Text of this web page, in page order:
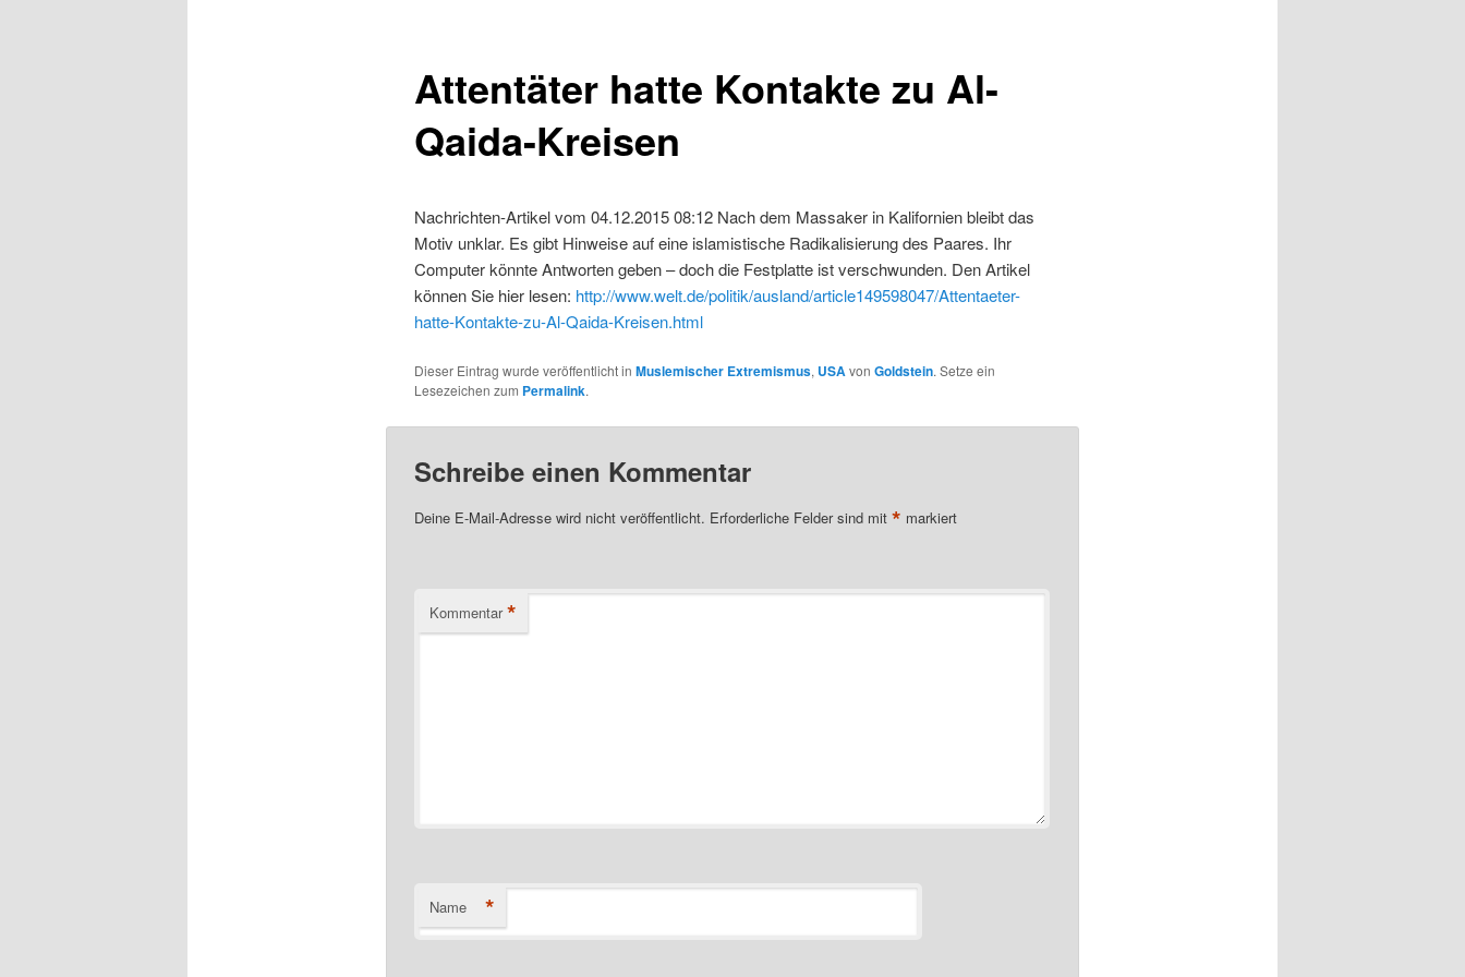
Attentäter hatte Kontakte zu Al-
Qaida-Kreisen
Nachrichten-Artikel vom 04.12.2015 08:12 Nach dem Massaker in Kalifornien bleibt das
Motiv unklar. Es gibt Hinweise auf eine islamistische Radikalisierung des Paares. Ihr
Computer könnte Antworten geben – doch die Festplatte ist verschwunden. Den Artikel
können Sie hier lesen: http://www.welt.de/politik/ausland/article149598047/Attentaeter-
hatte-Kontakte-zu-Al-Qaida-Kreisen.html
Dieser Eintrag wurde veröffentlicht in Muslemischer Extremismus, USAvon Goldstein. Setze ein
Lesezeichen zum Permalink.
Schreibe einen Kommentar
Deine E-Mail-Adresse wird nicht veröffentlicht. Erforderliche Felder sind mit * markiert
Kommentar *
Name *